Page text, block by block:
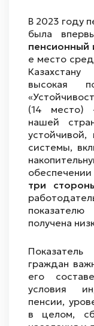
В 2023 году
была
пенсионный
е место
высокая
(14 место)
нашей
устойчивой,
системы,
три
получена
граждан
его
условия
пенсии,
в целом,